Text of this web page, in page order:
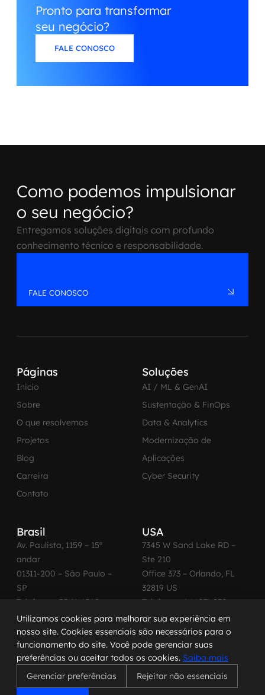
Pronto para transformar
seu negócio?
FALE CONOSCO
Como podemos impulsionar
o seu negócio?
Entregamos soluções digitais com profundo
conhecimento técnico e responsabilidade.
FALE CONOSCO
Páginas
Inicio
Sobre
O que resolvemos
Projetos
Blog
Carreira
Contato
Soluções
AI / ML & GenAI
Sustentação & FinOps
Data & Analytics
Modernização de
Aplicações
Cyber Security
Brasil
Av. Paulista, 1159 – 15º
andar
01311-200 – São Paulo –
SP
Telefone: +55 11 4560-
2600
USA
7345 W Sand Lake RD –
Ste 210
Office 373 – Orlando, FL
32819 US
Telefone: +1 (407) 270-
3065
© 2026 MadeinWeb. Todos os direitos reservados.
Termo de Uso | Política de Privacidade |
Utilizamos cookies para melhorar sua experiência em
nosso site. Cookies essenciais são necessários para o
funcionamento do site. Você pode gerenciar suas
preferências ou aceitar todos os cookies. Saiba mais
Gerenciar preferências
Rejeitar não essenciais